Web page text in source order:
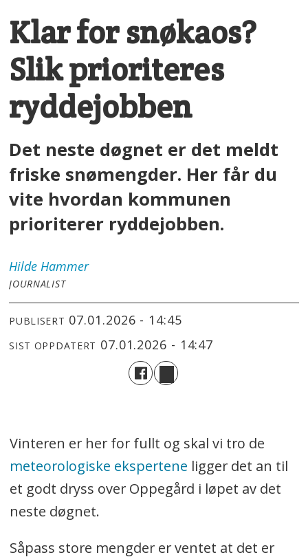
Klar for snøkaos?
Slik prioriteres
ryddejobben
Det neste døgnet er det meldt
friske snømengder. Her får du
vite hvordan kommunen
prioriterer ryddejobben.
Hilde Hammer
JOURNALIST
PUBLISERT 07.01.2026 - 14:45
SIST OPPDATERT 07.01.2026 - 14:47
Vinteren er her for fullt og skal vi tro de
meteorologiske ekspertene ligger det an til
et godt dryss over Oppegård i løpet av det
neste døgnet.
Såpass store mengder er ventet at det er